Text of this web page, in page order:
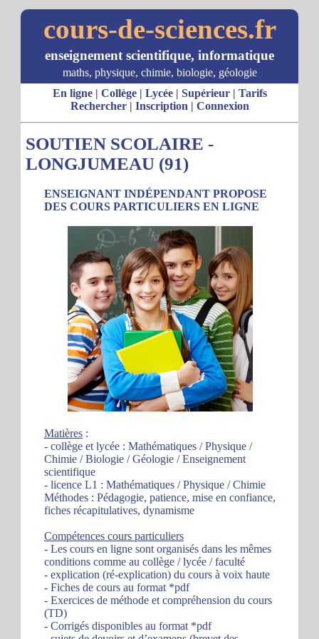
cours-de-sciences.fr
enseignement scientifique, informatique
maths, physique, chimie, biologie, géologie
En ligne| Collège| Lycée| Supérieur| Tarifs
Rechercher| Inscription | Connexion
SOUTIEN SCOLAIRE -
LONGJUMEAU (91)
ENSEIGNANT INDÉPENDANT PROPOSE
DES COURS PARTICULIERS EN LIGNE
Matières :
- collège et lycée : Mathématiques / Physique /
Chimie / Biologie / Géologie / Enseignement
scientifique
- licence L1 : Mathématiques / Physique / Chimie
Méthodes : Pédagogie, patience, mise en confiance,
fiches récapitulatives, dynamisme
Compétences cours particuliers
- Les cours en ligne sont organisés dans les mêmes
conditions comme au collège / lycée / faculté
- explication (ré-explication) du cours à voix haute
- Fiches de cours au format *pdf
- Exercices de méthode et compréhension du cours
(TD)
- Corrigés disponibles au format *pdf